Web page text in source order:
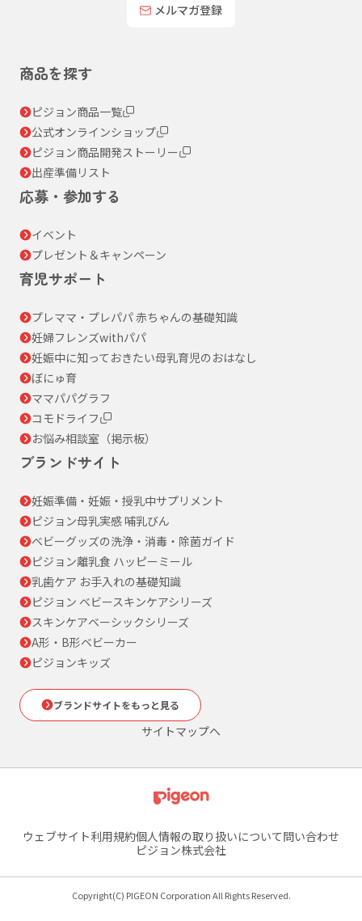
メルマガ登録
商品を探す
ピジョン商品一覧
公式オンラインショップ
ピジョン商品開発ストーリー
出産準備リスト
応募・参加する
イベント
プレゼント＆キャンペーン
育児サポート
プレママ・プレパパ 赤ちゃんの基礎知識
妊婦フレンズwithパパ
妊娠中に知っておきたい母乳育児のおはなし
ぼにゅ育
ママパパグラフ
コモドライフ
お悩み相談室（掲示板）
ブランドサイト
妊娠準備・妊娠・授乳中サプリメント
ピジョン母乳実感 哺乳びん
ベビーグッズの洗浄・消毒・除菌ガイド
ピジョン離乳食 ハッピーミール
乳歯ケア お手入れの基礎知識
ピジョン ベビースキンケアシリーズ
スキンケアベーシックシリーズ
A形・B形ベビーカー
ピジョンキッズ
ブランドサイトをもっと見る
サイトマップへ
ウェブサイト利用規約個人情報の取り扱いについて問い合わせ
ピジョン株式会社
Copyright(C) PIGEON Corporation All Rights Reserved.